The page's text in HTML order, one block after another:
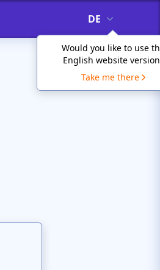
DE
Would you like to use
English website
Take me there